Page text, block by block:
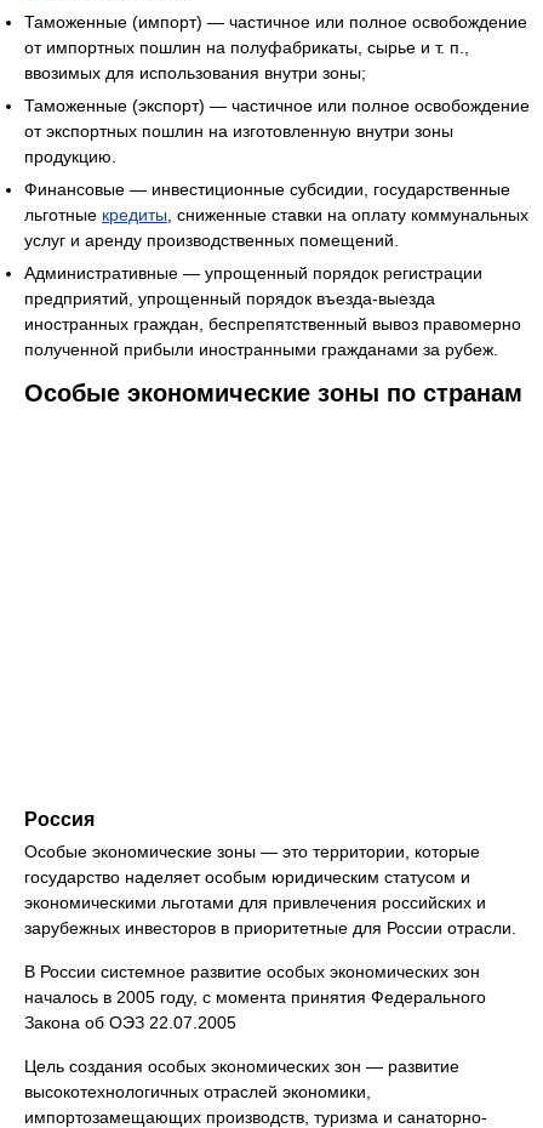
Таможенные (импорт) — частичное или полное освобождение
от импортных пошлин на полуфабрикаты, сырье и т. п.,
ввозимых для использования внутри зоны;
Таможенные (экспорт) — частичное или полное освобождение
от экспортных пошлин на изготовленную внутри зоны
продукцию.
Финансовые — инвестиционные субсидии, государственные
льготные кредиты , сниженные ставки на оплату коммунальных
услуг и аренду производственных помещений.
Административные — упрощенный порядок регистрации
предприятий, упрощенный порядок въезда-выезда
иностранных граждан, беспрепятственный вывоз правомерно
полученной прибыли иностранными гражданами за рубеж.
Особые экономические зоны по странам
Россия
Особые экономические зоны — это территории, которые
государство наделяет особым юридическим статусом и
экономическими льготами для привлечения российских и
зарубежных инвесторов в приоритетные для России отрасли.
В России системное развитие особых экономических зон
началось в 2005 году, с момента принятия Федерального
Закона об ОЭЗ 22.07.2005
Цель создания особых экономических зон — развитие
высокотехнологичных отраслей экономики,
импортозамещающих производств, туризма и санаторно-